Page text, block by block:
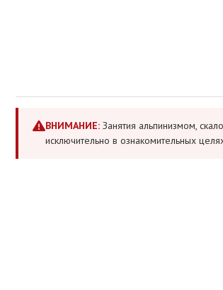
ВНИМАНИЕ: Занятия альпинизмом,
исключительно в ознакомительных